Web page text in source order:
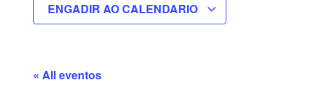
ENGADIR AO CALENDARIO
« All eventos